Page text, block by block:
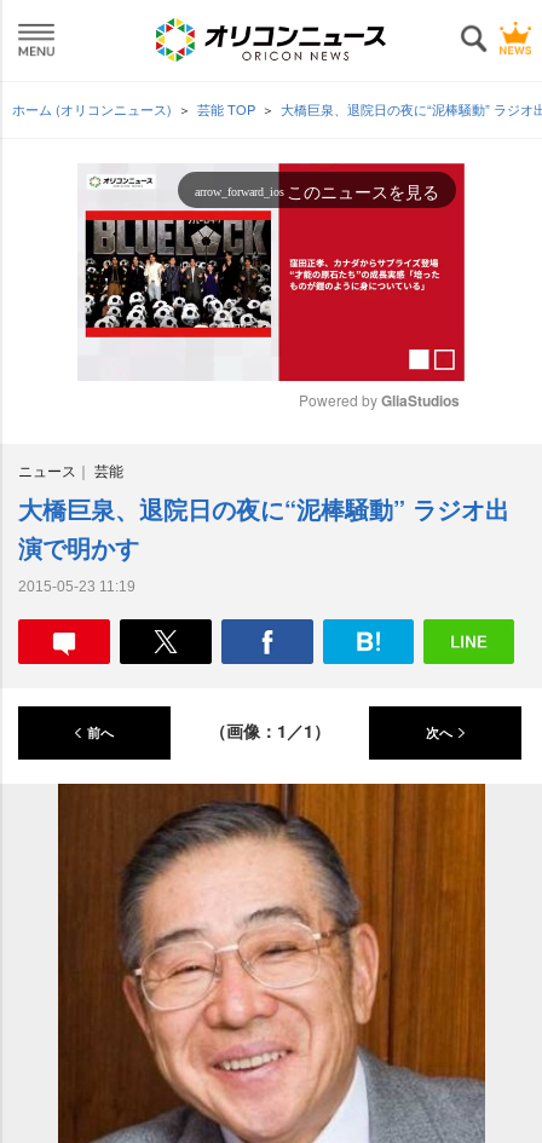
ホーム (オリコンニュース) 芸能 TOP 大橋巨泉、退院日の夜に“泥棒騒動” ラジ
arrow_forward_ios このニュースを見る
t
e
Powered by GliaStudios
ニュース 芸能
大橋巨泉、退院日の夜に“泥棒騒動” ラジオ出
演で明かす
2015-05-23 11:19
前へ （画像：1／1） 次へ